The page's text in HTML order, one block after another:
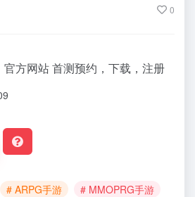
0
官方网站 首测预约，下载，注册
# ARPG手游
# MMOPRG手游